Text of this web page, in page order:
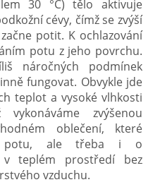
30 °C) tělo aktivuje
cévy, čímž se zvýší
potit. K ochlazování
potu z jeho povrchu.
náročných podmínek
fungovat. Obvykle jde
teplot a vysoké vlhkosti
zvýšenou
oblečení, které
potu, ale třeba i o
v teplém prostředí bez
vzduchu.